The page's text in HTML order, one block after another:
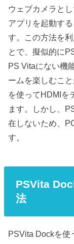
ウェブカメラと
アプリを起動す
す。この方法を
とで、擬似的に
PS Vitaにない機
ームを楽しむこ
を使ってHDMIを
ます。しかし、
在しないため、
す。
PSVita
法
PSVita Dockを使